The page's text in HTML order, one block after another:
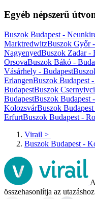
Egyéb népszerű
Buszok Budapest -
MarktredwitzBuszok Győr
NagyenyedBuszok Zadar -
OrsovaBuszok Bákó -
Vásárhely - Budapest
ErlangenBuszok Budapest -
BudapestBuszok
BudapestBuszok Budapest
KolozsvárBuszok
ErfurtBuszok Budapest -
Virail >
Buszok Budapest -
összehasonlítja az